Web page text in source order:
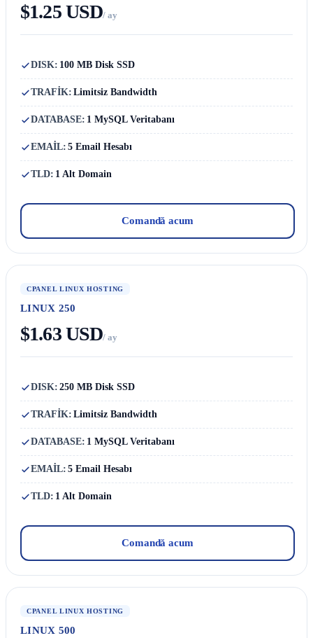
$1.25 USD/ ay
DISK: 100 MB Disk SSD
TRAFİK: Limitsiz Bandwidth
DATABASE: 1 MySQL Veritabanı
EMAİL: 5 Email Hesabı
TLD: 1 Alt Domain
Comandă acum
CPANEL LINUX HOSTING
LINUX 250
$1.63 USD/ ay
DISK: 250 MB Disk SSD
TRAFİK: Limitsiz Bandwidth
DATABASE: 1 MySQL Veritabanı
EMAİL: 5 Email Hesabı
TLD: 1 Alt Domain
Comandă acum
CPANEL LINUX HOSTING
LINUX 500